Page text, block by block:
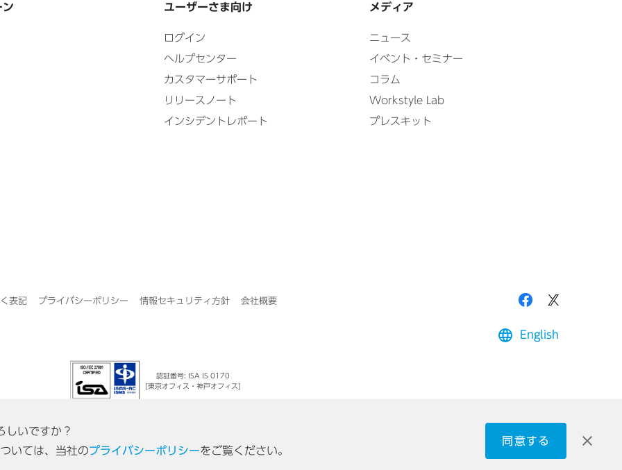
ン ユーザーさま向け
ログイン
ヘルプセンター
カスタマーサポート
リリースノート
インシデントレポート
メディア
ニュース
イベント・セミナー
コラム
Workstyle Lab
プレスキット
表記 プライバシーポリシー 情報セキュリティ方針 会社概要
English
いですか？
いては、当社のプライバシーポリシーをご覧ください。
同意する
認証番号: ISA IS 0170
[東京オフィス・神戸オフィス]